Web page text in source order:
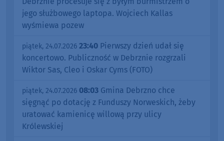
jego służbowego laptopa. Wojciech Kallas
wyśmiewa pozew
piątek, 24.07.2026 23:40 Pierwszy dzień udał się
koncertowo. Publiczność w Debrznie rozgrzali
Wiktor Sas, Cleo i Oskar Cyms (FOTO)
piątek, 24.07.2026 08:03 Gmina Debrzno chce
sięgnąć po dotację z Funduszy Norweskich, żeby
uratować kamienicę willową przy ulicy
Królewskiej